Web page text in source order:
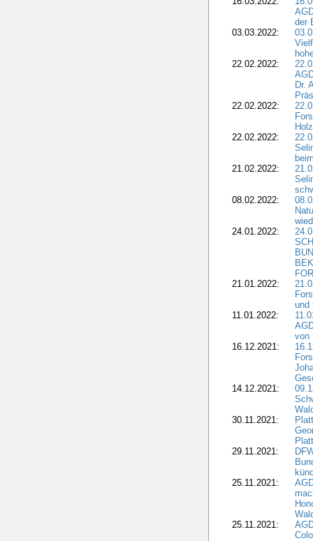
der
03.03.2022:
22.02.2022:
Dr.
22.02.2022:
22.02.2022:
21.02.2022:
08.02.2022:
24.01.2022:
21.01.2022:
und
11.01.2022:
von
16.12.2021:
14.12.2021:
30.11.2021:
29.11.2021:
25.11.2021:
25.11.2021: